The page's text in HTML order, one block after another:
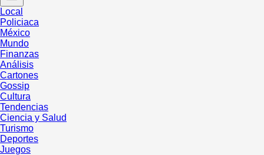
Local
Policiaca
México
Mundo
Finanzas
Análisis
Cartones
Gossip
Cultura
Tendencias
Ciencia y Salud
Turismo
Deportes
Juegos